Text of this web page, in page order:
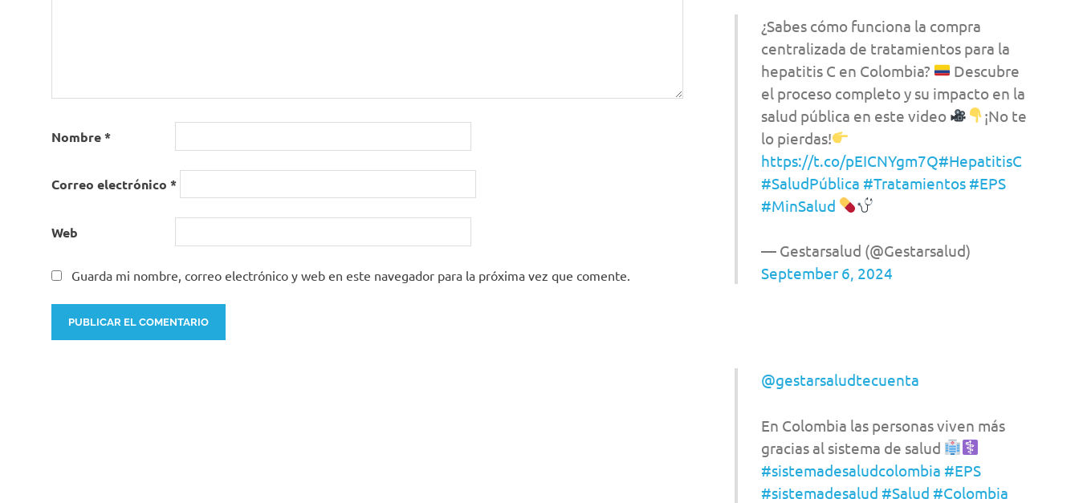
Nombre*
Correo electrónico *
Web
Guarda mi nombre, correo electrónico y web en este navegador para la próxima vez que comente.
¿Sabes cómo funciona la compra
centralizada de tratamientos para la
hepatitis C en Colombia?
Descubre
el proceso completo y su impacto en la
salud pública en este video
¡No te
lo pierdas!
https://t.co/pEICNYgm7Q#HepatitisC
#SaludPública #Tratamientos #EPS
#MinSalud
— Gestarsalud (@Gestarsalud)
September 6, 2024
@gestarsaludtecuenta
En Colombia las personas viven más
gracias al sistema de salud
#sistemadesaludcolombia #EPS
#sistemadesalud #Salud #Colombia